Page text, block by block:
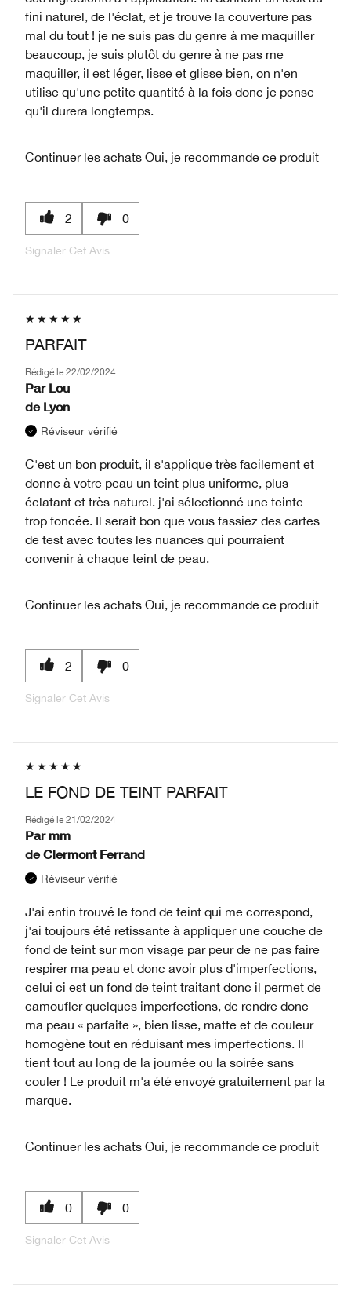
fini naturel, de l'éclat, et je trouve la couverture pas
mal du tout ! je ne suis pas du genre à me maquiller
beaucoup, je suis plutôt du genre à ne pas me
maquiller, il est léger, lisse et glisse bien, on n'en
utilise qu'une petite quantité à la fois donc je pense
qu'il durera longtemps.
Continuer les achats Oui, je recommande ce produit
2 0
Signaler Cet Avis
PARFAIT
Rédigé le 22/02/2024
Par Lou
de Lyon
Réviseur vérifié
C'est un bon produit, il s'applique très facilement et
donne à votre peau un teint plus uniforme, plus
éclatant et très naturel. j'ai sélectionné une teinte
trop foncée. Il serait bon que vous fassiez des cartes
de test avec toutes les nuances qui pourraient
convenir à chaque teint de peau.
Continuer les achats Oui, je recommande ce produit
2 0
Signaler Cet Avis
LE FOND DE TEINT PARFAIT
Rédigé le 21/02/2024
Par mm
de Clermont Ferrand
Réviseur vérifié
J'ai enfin trouvé le fond de teint qui me correspond,
j'ai toujours été retissante à appliquer une couche de
fond de teint sur mon visage par peur de ne pas faire
respirer ma peau et donc avoir plus d'imperfections,
celui ci est un fond de teint traitant donc il permet de
camoufler quelques imperfections, de rendre donc
ma peau « parfaite », bien lisse, matte et de couleur
homogène tout en réduisant mes imperfections. Il
tient tout au long de la journée ou la soirée sans
couler ! Le produit m'a été envoyé gratuitement par la
marque.
Continuer les achats Oui, je recommande ce produit
0 0
Signaler Cet Avis